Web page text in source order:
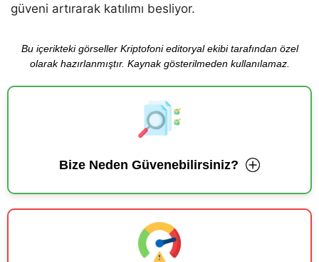
güveni artırarak katılımı besliyor.
Bu içerikteki görseller Kriptofoni editoryal ekibi tarafından özel
olarak hazırlanmıştır. Kaynak gösterilmeden kullanılamaz.
Bize Neden Güvenebilirsiniz?